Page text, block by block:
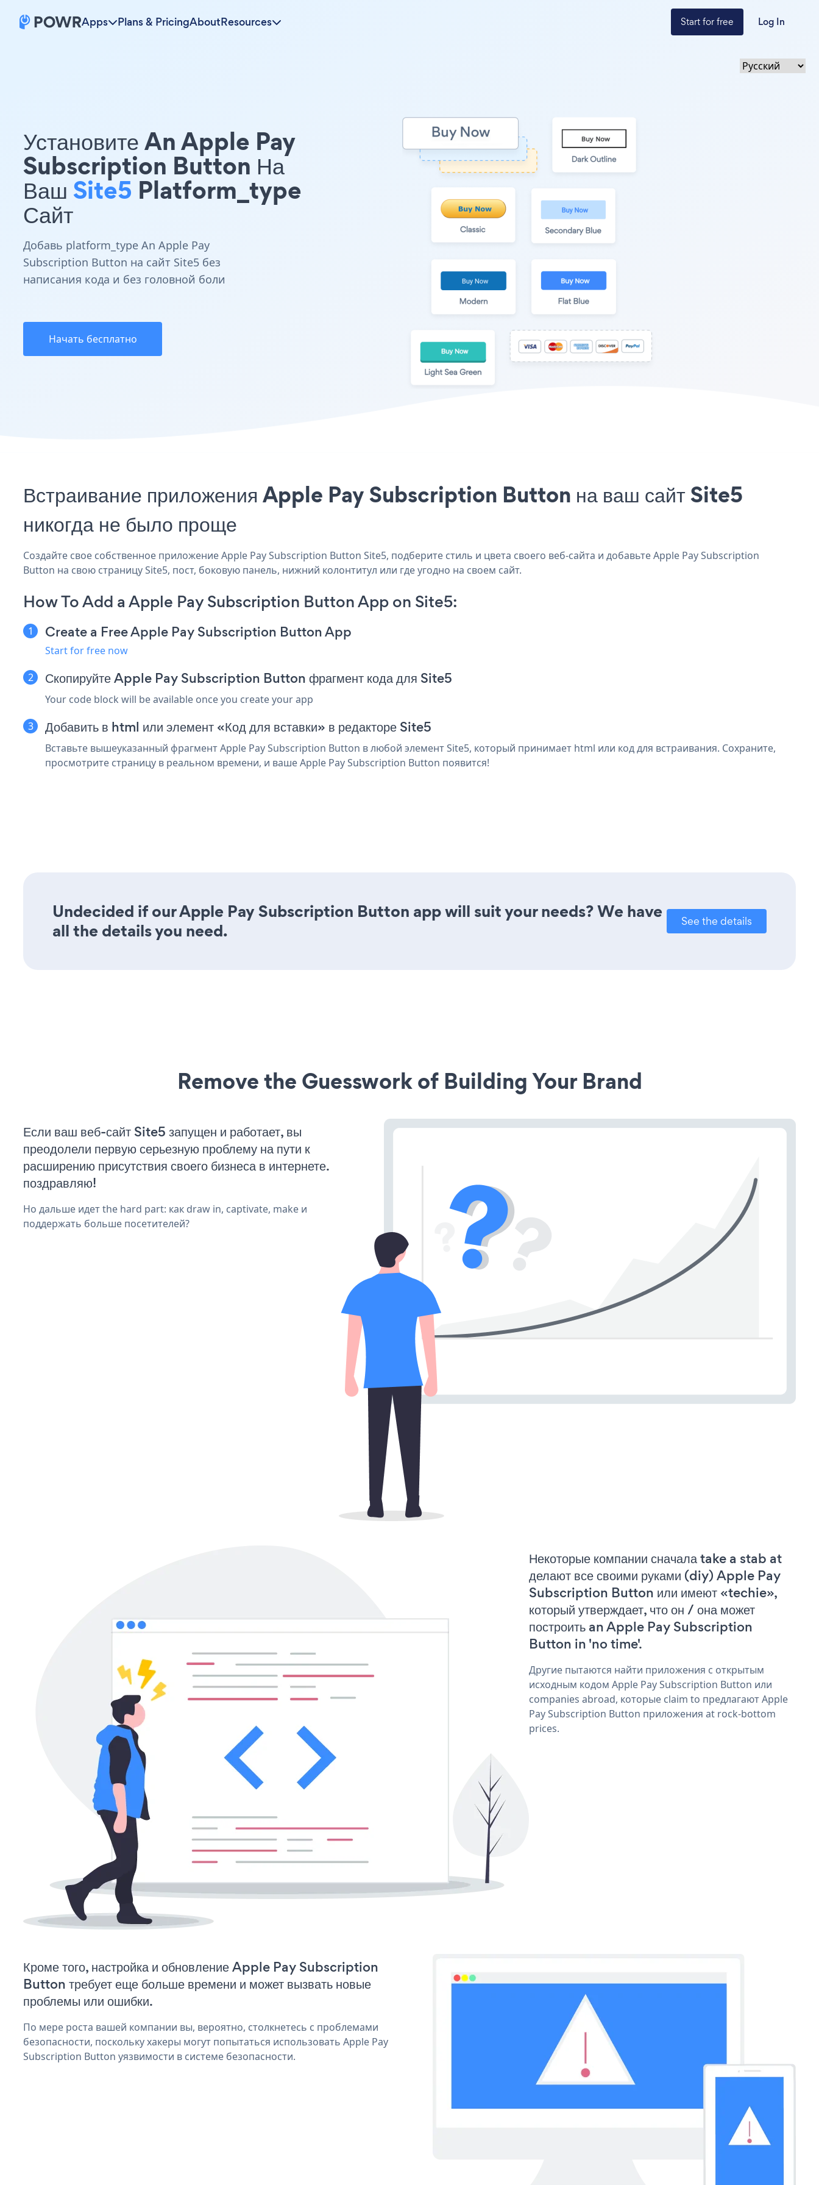
Apps Plans & PricingAboutResources Start for free Log In
Установите An Apple Pay
Subscription Button На
Ваш Site5 Platform_type
Сайт
Добавь platform_type An Apple Pay
Subscription Button на сайт Site5 без
написания кода и без головной боли
Начать бесплатно
Встраивание приложения Apple Pay Subscription Button на ваш сайт Site5
никогда не было проще
Создайте свое собственное приложение Apple Pay Subscription Button Site5, подберите стиль и цвета своего веб-сайта и добавьте Apple Pay Subscription
Button на свою страницу Site5, пост, боковую панель, нижний колонтитул или где угодно на своем сайт.
How To Add a Apple Pay Subscription Button App on Site5:
Create a Free Apple Pay Subscription Button App
Start for free now
Скопируйте Apple Pay Subscription Button фрагмент кода для Site5
Your code block will be available once you create your app
Добавить в html или элемент «Код для вставки» в редакторе Site5
Вставьте вышеуказанный фрагмент Apple Pay Subscription Button в любой элемент Site5, который принимает html или код для встраивания. Сохраните,
просмотрите страницу в реальном времени, и ваше Apple Pay Subscription Button появится!
Undecided if our Apple Pay Subscription Button app will suit your needs? We have
all the details you need.
See the details
Remove the Guesswork of Building Your Brand
Если ваш веб-сайт Site5 запущен и работает, вы
преодолели первую серьезную проблему на пути к
расширению присутствия своего бизнеса в интернете.
поздравляю!
Но дальше идет the hard part: как draw in, captivate, make и
поддержать больше посетителей?
Некоторые компании сначала take a stab at
делают все своими руками (diy) Apple Pay
Subscription Button или имеют «techie»,
который утверждает, что он / она может
построить an Apple Pay Subscription
Button in 'no time'.
Другие пытаются найти приложения с открытым
исходным кодом Apple Pay Subscription Button или
companies abroad, которые claim to предлагают Apple
Pay Subscription Button приложения at rock-bottom
prices.
Кроме того, настройка и обновление Apple Pay Subscription
Button требует еще больше времени и может вызвать новые
проблемы или ошибки.
По мере роста вашей компании вы, вероятно, столкнетесь с проблемами
безопасности, поскольку хакеры могут попытаться использовать Apple Pay
Subscription Button уязвимости в системе безопасности.